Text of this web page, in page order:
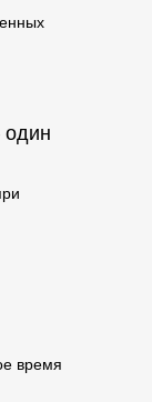
время